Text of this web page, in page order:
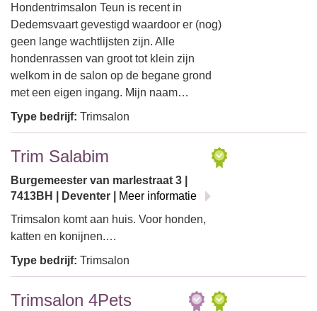
Hondentrimsalon Teun is recent in
Dedemsvaart gevestigd waardoor er (nog)
geen lange wachtlijsten zijn. Alle
hondenrassen van groot tot klein zijn
welkom in de salon op de begane grond
met een eigen ingang. Mijn naam…
Type bedrijf: Trimsalon
Trim Salabim
Burgemeester van marlestraat 3 |
7413BH | Deventer |
Meer informatie
Trimsalon komt aan huis. Voor honden,
katten en konijnen.…
Type bedrijf: Trimsalon
Trimsalon 4Pets